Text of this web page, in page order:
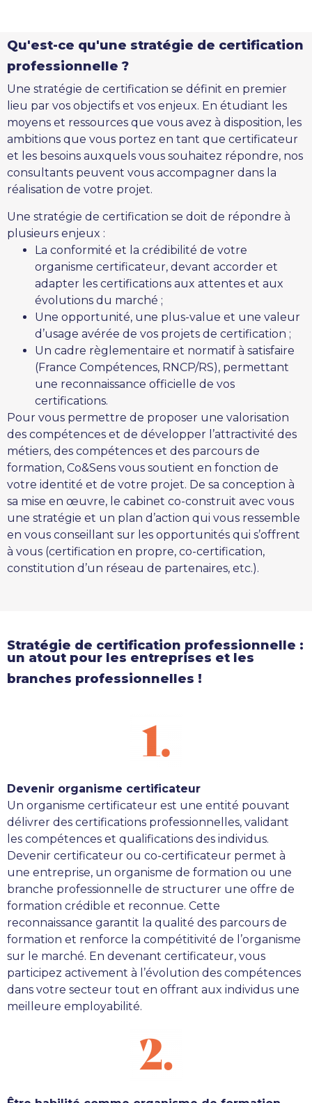
Qu'est-ce qu'une stratégie de certification
professionnelle ?
Une stratégie de certification se définit en premier
lieu par vos objectifs et vos enjeux. En étudiant les
moyens et ressources que vous avez à disposition, les
ambitions que vous portez en tant que certificateur
et les besoins auxquels vous souhaitez répondre, nos
consultants peuvent vous accompagner dans la
réalisation de votre projet.
Une stratégie de certification se doit de répondre à
plusieurs enjeux :
La conformité et la crédibilité de votre
organisme certificateur, devant accorder et
adapter les certifications aux attentes et aux
évolutions du marché ;
Une opportunité, une plus-value et une valeur
d’usage avérée de vos projets de certification ;
Un cadre règlementaire et normatif à satisfaire
(France Compétences, RNCP/RS), permettant
une reconnaissance officielle de vos
certifications.
Pour vous permettre de proposer une valorisation
des compétences et de développer l’attractivité des
métiers, des compétences et des parcours de
formation, Co&Sens vous soutient en fonction de
votre identité et de votre projet. De sa conception à
sa mise en œuvre, le cabinet co-construit avec vous
une stratégie et un plan d’action qui vous ressemble
en vous conseillant sur les opportunités qui s’offrent
à vous (certification en propre, co-certification,
constitution d’un réseau de partenaires, etc.).
Stratégie de certification professionnelle :
un atout pour les entreprises et les
branches professionnelles !
Devenir organisme certificateur
Un organisme certificateur est une entité pouvant
délivrer des certifications professionnelles, validant
les compétences et qualifications des individus.
Devenir certificateur ou co-certificateur permet à
une entreprise, un organisme de formation ou une
branche professionnelle de structurer une offre de
formation crédible et reconnue. Cette
reconnaissance garantit la qualité des parcours de
formation et renforce la compétitivité de l’organisme
sur le marché. En devenant certificateur, vous
participez activement à l’évolution des compétences
dans votre secteur tout en offrant aux individus une
meilleure employabilité.